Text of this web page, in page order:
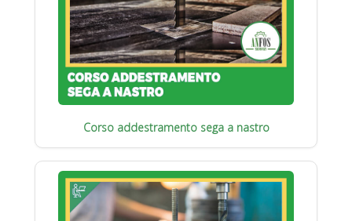
Corso addestramento sega a nastro